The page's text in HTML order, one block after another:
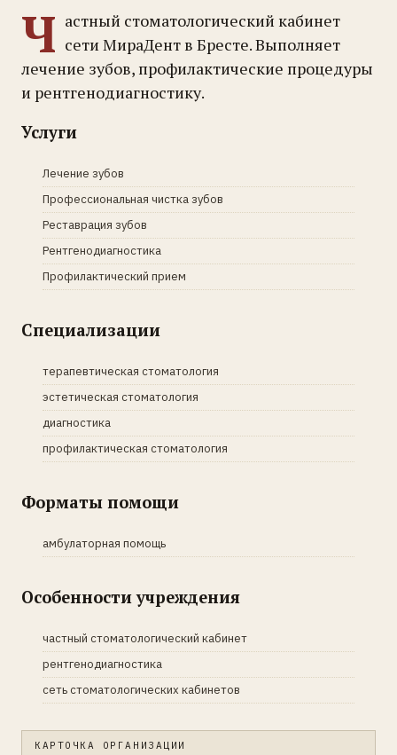
Ч астный стоматологический кабинет
сети МираДент в Бресте. Выполняет
лечение зубов, профилактические процедуры
и рентгенодиагностику.
Услуги
Лечение зубов
Профессиональная чистка зубов
Реставрация зубов
Рентгенодиагностика
Профилактический прием
Специализации
терапевтическая стоматология
эстетическая стоматология
диагностика
профилактическая стоматология
Форматы помощи
амбулаторная помощь
Особенности учреждения
частный стоматологический кабинет
рентгенодиагностика
сеть стоматологических кабинетов
КАРТОЧКА ОРГАНИЗАЦИИ